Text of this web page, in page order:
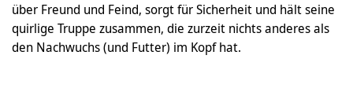
über Freund und Feind, sorgt für Sicherheit und hält seine
quirlige Truppe zusammen, die zurzeit nichts anderes als
den Nachwuchs (und Futter) im Kopf hat.